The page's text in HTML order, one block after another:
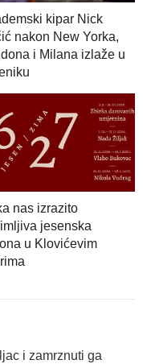
kipar Nick
nakon New Yorka,
i Milana izlaže u
nas izrazito
jesenska
u Klovićevim
i zamrznuti ga